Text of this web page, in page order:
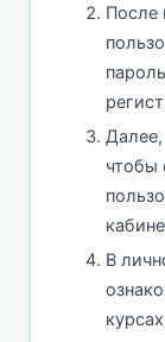
После
чтобы
В